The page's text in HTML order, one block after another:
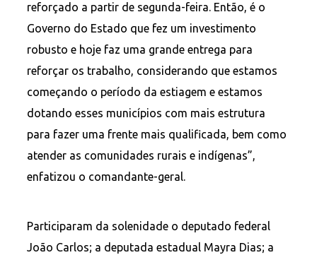
reforçado a partir de segunda-feira. Então, é o
Governo do Estado que fez um investimento
robusto e hoje faz uma grande entrega para
reforçar os trabalho, considerando que estamos
começando o período da estiagem e estamos
dotando esses municípios com mais estrutura
para fazer uma frente mais qualificada, bem como
atender as comunidades rurais e indígenas”,
enfatizou o comandante-geral.
Participaram da solenidade o deputado federal
João Carlos; a deputada estadual Mayra Dias; a